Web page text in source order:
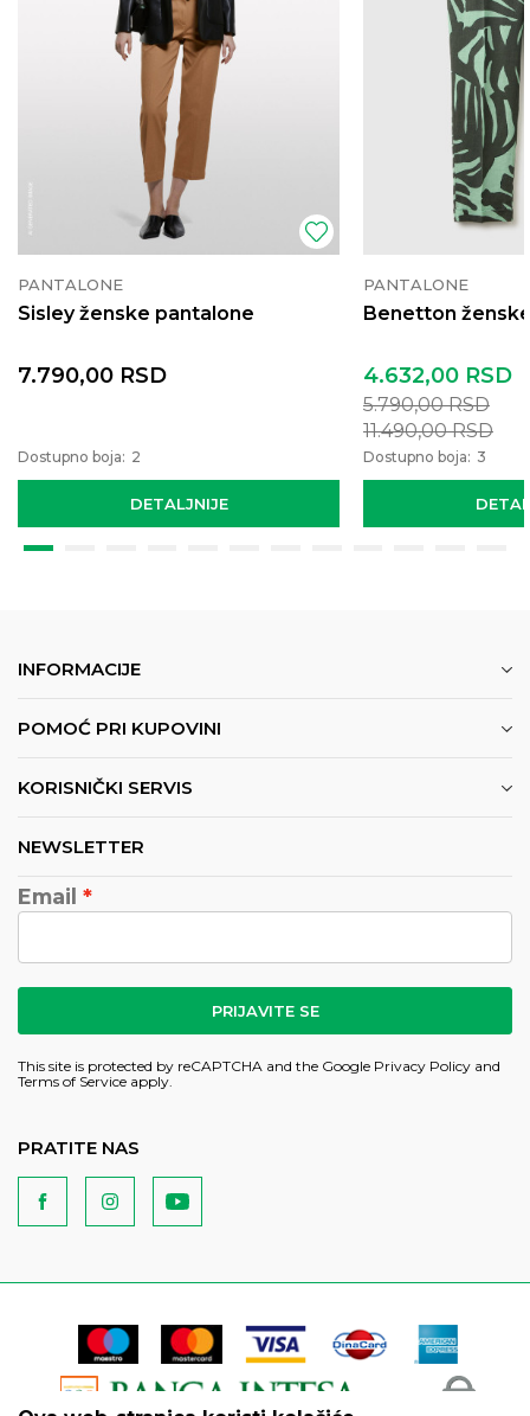
PANTALONE
Sisley ženske pantalone
DETALJNIJE
7.790,00 RSD
Dostupno boja: 2
PANTALONE
Benetton
4.632,00 RSD
5.790,00RSD
11.490,00RSD
Dostupno boja: 3
INFORMACIJE
POMOĆ PRI KUPOVINI
KORISNIČKI SERVIS
NEWSLETTER
Email
PRIJAVITE SE
This site is protected by reCAPTCHA and the Google Privacy Policy and
Terms of Service apply.
PRATITE NAS